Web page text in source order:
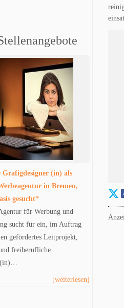
(in) als
in Bremen,
gesucht*
für Werbung und
sucht für ein, im Auftrag
gefördertes Leitprojekt,
freiberufliche
[weiterlesen]